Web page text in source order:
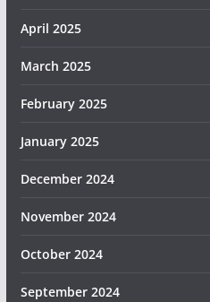
April 2025
March 2025
February 2025
January 2025
December 2024
November 2024
October 2024
September 2024